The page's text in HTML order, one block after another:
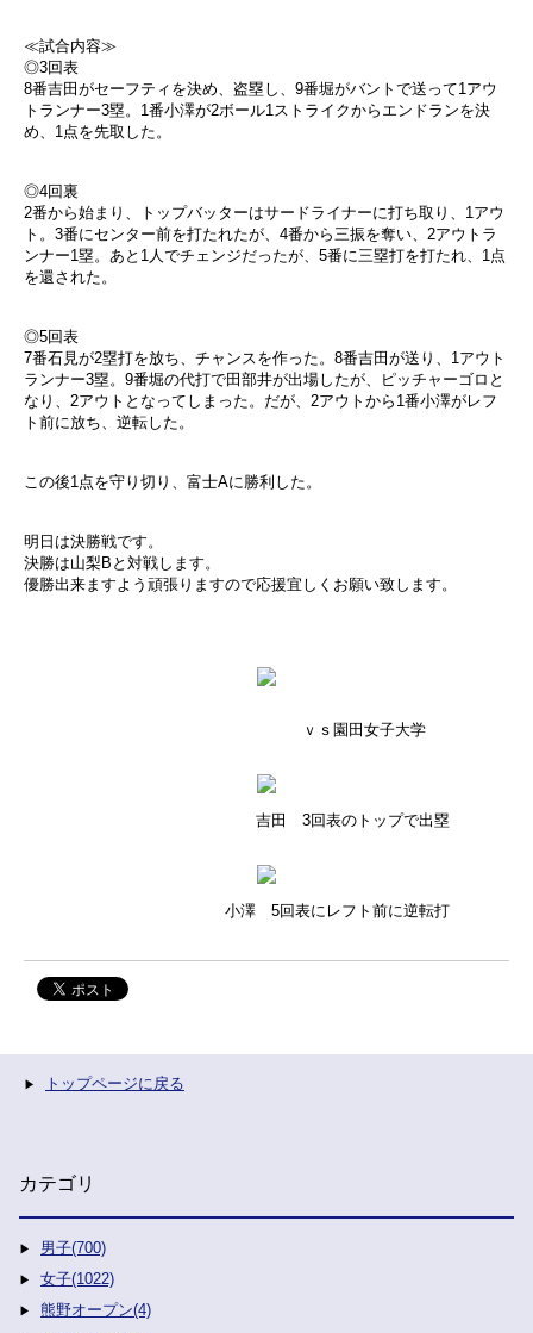
≪試合内容≫
◎3回表
8番吉田がセーフティを決め、盗塁し、9番堀がバントで送って1アウ
トランナー3塁。1番小澤が2ボール1ストライクからエンドランを決
め、1点を先取した。
◎4回裏
2番から始まり、トップバッターはサードライナーに打ち取り、1アウ
ト。3番にセンター前を打たれたが、4番から三振を奪い、2アウトラ
ンナー1塁。あと1人でチェンジだったが、5番に三塁打を打たれ、1点
を還された。
◎5回表
7番石見が2塁打を放ち、チャンスを作った。8番吉田が送り、1アウト
ランナー3塁。9番堀の代打で田部井が出場したが、ピッチャーゴロと
なり、2アウトとなってしまった。だが、2アウトから1番小澤がレフ
ト前に放ち、逆転した。
この後1点を守り切り、富士Aに勝利した。
明日は決勝戦です。
決勝は山梨Bと対戦します。
優勝出来ますよう頑張りますので応援宜しくお願い致します。
ｖｓ園田女子大学
吉田 3回表のトップで出塁
小澤 5回表にレフト前に逆転打
トップページに戻る
カテゴリ
男子(700)
女子(1022)
熊野オープン(4)